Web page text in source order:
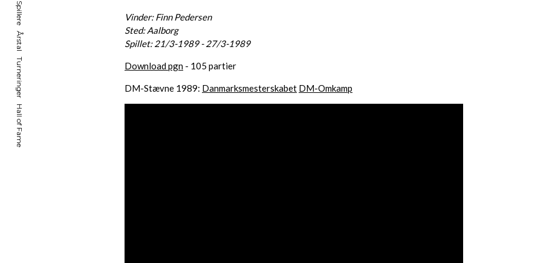
Spillere Årstal Turneringer Hall of Fame
Vinder: Finn Pedersen
Sted: Aalborg
Spillet: 21/3-1989 - 27/3-1989
Download pgn - 105 partier
DM-Stævne 1989: Danmarksmesterskabet DM-Omkamp